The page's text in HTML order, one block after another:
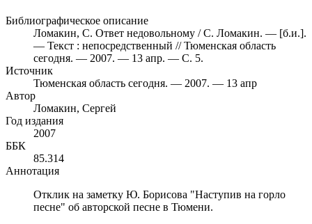
Библиографическое описание
Ломакин, С. Ответ недовольному / С. Ломакин. — [б.и.].
— Текст : непосредственный // Тюменская область
сегодня. — 2007. — 13 апр. — С. 5.
Источник
Тюменская область сегодня. — 2007. — 13 апр
Автор
Ломакин, Сергей
Год издания
2007
ББК
85.314
Аннотация
Отклик на заметку Ю. Борисова "Наступив на горло
песне" об авторской песне в Тюмени.